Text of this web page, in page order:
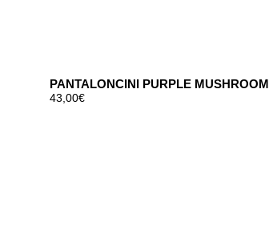
PANTALONCINI PURPLE MUSHROOM
43,00€